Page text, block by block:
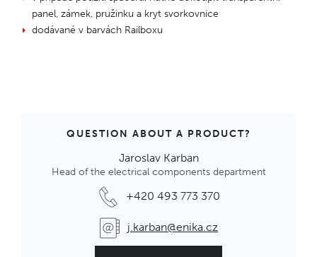
panel, zámek, pružinku a kryt svorkovnice
dodávané v barvách Railboxu
QUESTION ABOUT A PRODUCT?
Jaroslav Karban
Head of the electrical components department
+420 493 773 370
j.karban@enika.cz